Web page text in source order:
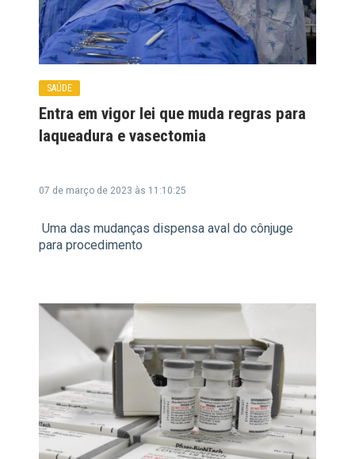
SAÚDE
Entra em vigor lei que muda regras para
laqueadura e vasectomia
07 de março de 2023 às 11:10:25
Uma das mudanças dispensa aval do cônjuge
para procedimento